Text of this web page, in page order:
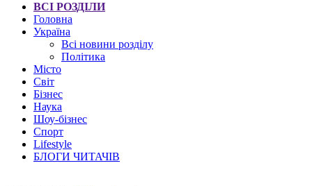
ВСІ РОЗДІЛИ
Головна
Україна
Всі новини розділу
Політика
Місто
Світ
Бізнес
Наука
Шоу-бізнес
Спорт
Lifestyle
БЛОГИ ЧИТАЧІВ